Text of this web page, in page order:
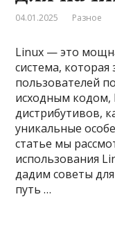
04.01.2025 Разное
Linux — это
система, которая
пользователей
исходным кодом,
дистрибутивов,
уникальные
статье мы
использования
дадим советы
путь …